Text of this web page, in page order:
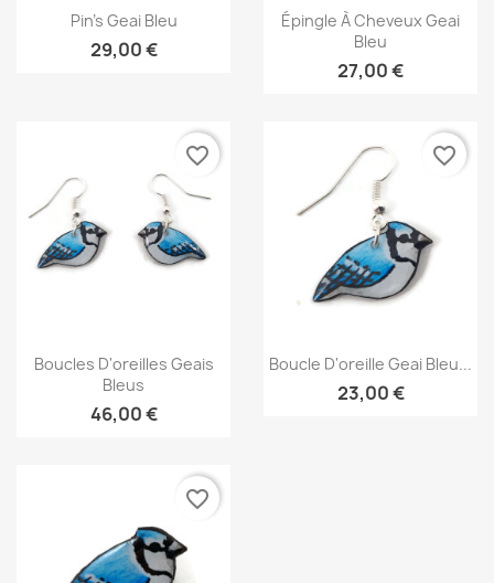
Aperçu rapide
Pin's Geai Bleu
29,00 €
Aperçu rapide
Épingle À Cheveux Geai
Bleu
27,00 €
Aperçu rapide
Boucles D'oreilles Geais
Bleus
46,00 €
favorite_border
 Aperçu rapide
Boucle D'oreille Geai Bleu...
23,00 €
favorite_border
favorite_border